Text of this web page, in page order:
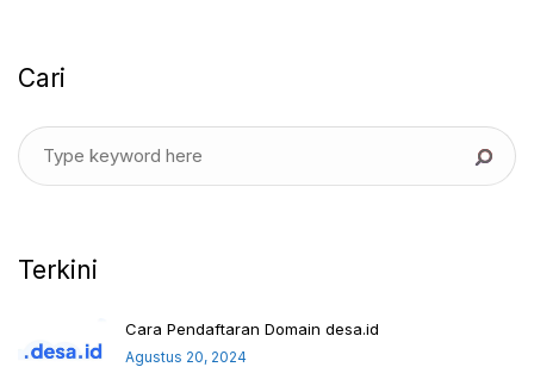
Cari
Terkini
Cara Pendaftaran Domain desa.id
Agustus 20, 2024